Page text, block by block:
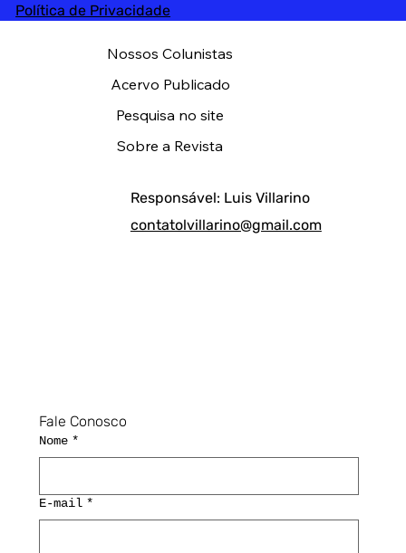
Política de Privacidade
Fale Conosco
Nome *
E-mail *
Responsável: Luis Villarino
contatolvillarino@gmail.com
Nossos Colunistas
Acervo Publicado
Pesquisa no site
Sobre a Revista